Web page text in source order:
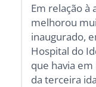
Em relação à
melhorou
inaugurado,
Hospital do
que havia em
da terceira